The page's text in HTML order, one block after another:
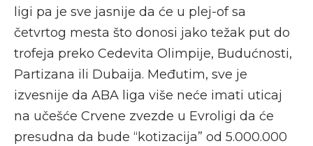
ligi pa je sve jasnije da će u plej-of sa
četvrtog mesta što donosi jako težak put do
trofeja preko Cedevita Olimpije, Budućnosti,
Partizana ili Dubaija. Međutim, sve je
izvesnije da ABA liga više neće imati uticaj
na učešće Crvene zvezde u Evroligi da će
presudna da bude “kotizacija” od 5.000.000